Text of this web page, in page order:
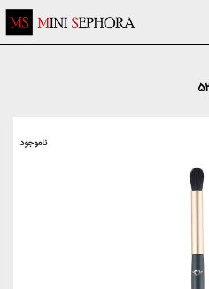
ناموجود